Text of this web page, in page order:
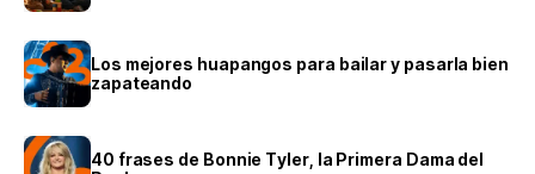
Los mejores huapangos para bailar y pasarla bien
zapateando
40 frases de Bonnie Tyler, la Primera Dama del